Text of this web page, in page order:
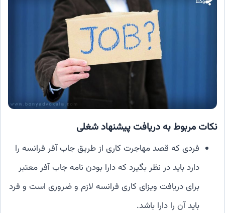
نکات مربوط به دریافت پیشنهاد شغلی
فردی که قصد مهاجرت کاری از طریق جاب آفر فرانسه را
دارد باید در نظر بگیرد که دارا بودن نامه جاب آفر معتبر
برای دریافت ویزای کاری فرانسه لازم و ضروری است و فرد
باید آن را دارا باشد.